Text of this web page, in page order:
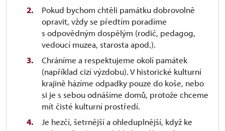
Pokud bychom chtěli památku dobrovolně
opravit, vždy se předtím poradíme
s odpovědným dospělým (rodič, pedagog,
vedoucí muzea, starosta apod.).
Chráníme a respektujeme okolí památek
(například cizí výzdobu). V historické kulturní
krajině házíme odpadky pouze do koše, nebo
si je s sebou odnášíme domů, protože chceme
mít čisté kulturní prostředí.
Je hezčí, šetrnější a ohleduplnější, když ke